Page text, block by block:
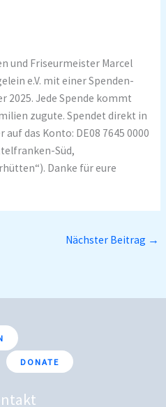
und Friseurmeister Marcel
e.V. mit einer Spenden-
2025. Jede Spende kommt
zugute. Spendet direkt in
auf das Konto: DE08 7645 0000
Süd,
Danke für eure
Nächster Beitrag →
DONATE